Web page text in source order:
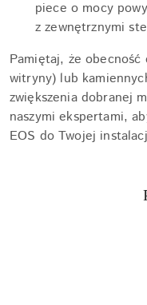
piece o mocy
z zewnętrznymi
Pamiętaj, że
witryny) lub
zwiększenia dobranej
naszymi ekspertami,
EOS do Twojej
Pomiń karuzelę